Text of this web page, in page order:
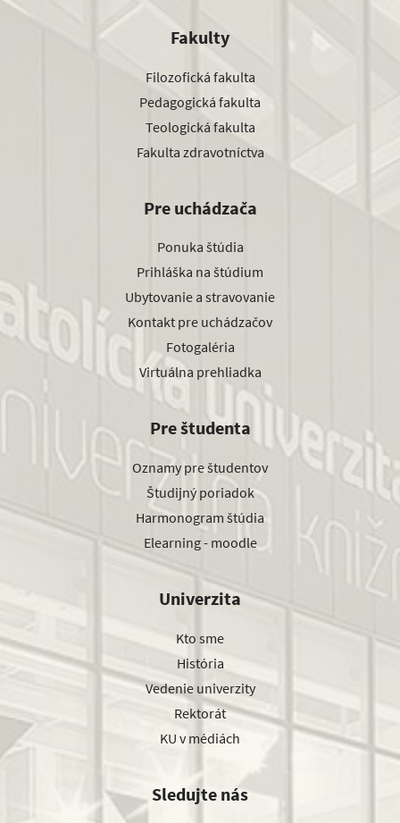
Fakulty
Filozofická fakulta
Pedagogická fakulta
Teologická fakulta
Fakulta zdravotníctva
Pre uchádzača
Ponuka štúdia
Prihláška na štúdium
Ubytovanie a stravovanie
Kontakt pre uchádzačov
Fotogaléria
Virtuálna prehliadka
Pre študenta
Oznamy pre študentov
Študijný poriadok
Harmonogram štúdia
Elearning - moodle
Univerzita
Kto sme
História
Vedenie univerzity
Rektorát
KU v médiách
Sledujte nás